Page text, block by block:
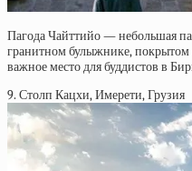
Пагода Чайттийо — небольшая
гранитном булыжнике, покрытом
важное место для буддистов в
9. Столп Кацхи, Имерети, Грузия